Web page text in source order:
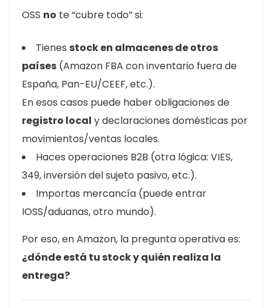
OSS no te “cubre todo” si:
Tienes stock en almacenes de otros
países (Amazon FBA con inventario fuera de
España, Pan-EU/CEEF, etc.).
En esos casos puede haber obligaciones de
registro local y declaraciones domésticas por
movimientos/ventas locales.
Haces operaciones B2B (otra lógica: VIES,
349, inversión del sujeto pasivo, etc.).
Importas mercancía (puede entrar
IOSS/aduanas, otro mundo).
Por eso, en Amazon, la pregunta operativa es:
¿dónde está tu stock y quién realiza la
entrega?